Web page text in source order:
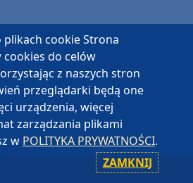
cookie Strona
do celów
z naszych stron
przeglądarki będą one
urządzenia, więcej
zarządzania plikami
w POLITYKA PRYWATNOŚCI.
ZAMKNIJ